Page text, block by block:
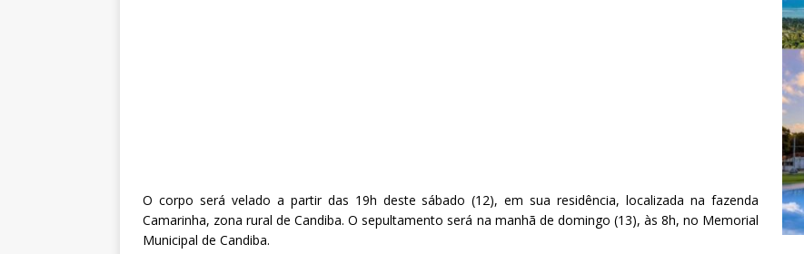
O corpo será velado a partir das 19h deste sábado (12), em sua residência, localizada na fazenda
Camarinha, zona rural de Candiba. O sepultamento será na manhã de domingo (13), às 8h, no Memorial
Municipal de Candiba.